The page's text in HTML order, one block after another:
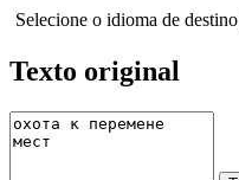
Selecione o idioma de destino
Texto original